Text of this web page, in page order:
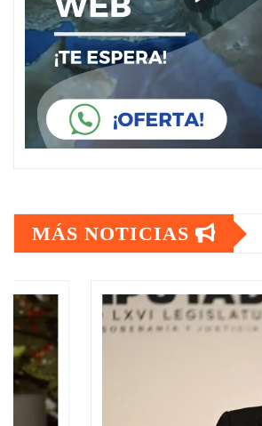
MÁS NOTICIAS